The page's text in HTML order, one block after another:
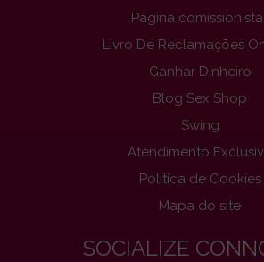
Página
Livro De Reclamações
Ganhar Dinheiro
Blog Sex Shop
Swing
Atendimento
Politica de Cookies
Mapa do site
SOCIALIZE